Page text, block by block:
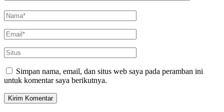
Simpan nama, email, dan situs web saya pada peramban ini
untuk komentar saya berikutnya.